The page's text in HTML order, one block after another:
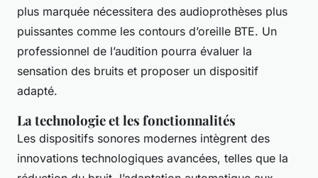
plus marquée nécessitera des audioprothèses plus
puissantes comme les contours d’oreille BTE. Un
professionnel de l’audition pourra évaluer la
sensation des bruits et proposer un dispositif
adapté.
La technologie et les fonctionnalités
Les dispositifs sonores modernes intègrent des
innovations technologiques avancées, telles que la